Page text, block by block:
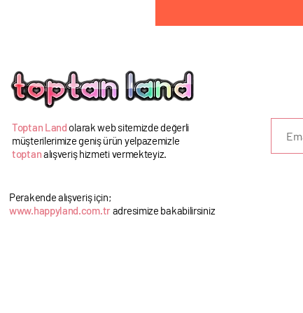
Toptan Land olarak web sitemizde değerli
müşterilerimize geniş ürün yelpazemizle
toptanalışveriş hizmeti vermekteyiz.
Perakende alışveriş için;
www.happyland.com.tradresimize bakabilirsiniz